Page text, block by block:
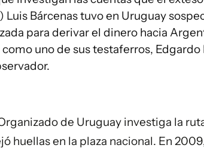
Luis Bárcenas tuvo en Uruguay
para derivar el dinero hacia
uno de sus testaferros,
de Uruguay investiga la
huellas en la plaza nacional. En